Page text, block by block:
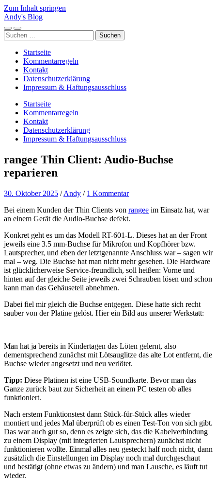
Zum Inhalt springen
Andy's Blog
Mobile-
Menü
Suchfeld
ein-/ausblenden
Suchen
nach:
Startseite
Kommentarregeln
Kontakt
Datenschutzerklärung
Impressum & Haftungsausschluss
Startseite
Kommentarregeln
Kontakt
Datenschutzerklärung
Impressum & Haftungsausschluss
rangee Thin Client: Audio-Buchse
reparieren
30. Oktober 2025 /Andy / 1 Kommentar
Bei einem Kunden der Thin Clients von rangee im Einsatz hat, war
an einem Gerät die Audio-Buchse defekt.
Konkret geht es um das Modell RT-601-L. Dieses hat an der Front
jeweils eine 3.5 mm-Buchse für Mikrofon und Kopfhörer bzw.
Lautsprecher, und eben der letztgenannte Anschluss war – sagen wir
mal – weg. Die Buchse hat man nicht mehr gesehen. Die Hardware
ist glücklicherweise Service-freundlich, soll heißen: Vorne und
hinten auf der gleiche Seite jeweils zwei Schrauben lösen und schon
kann man das Gehäuseteil abnehmen.
Dabei fiel mir gleich die Buchse entgegen. Diese hatte sich recht
sauber von der Platine gelöst. Hier ein Bild aus unserer Werkstatt:
Man hat ja bereits in Kindertagen das Löten gelernt, also
dementsprechend zunächst mit Lötsauglitze das alte Lot entfernt, die
Buchse wieder angesetzt und neu verlötet.
Tipp: Diese Platinen ist eine USB-Soundkarte. Bevor man das
Ganze zurück baut zur Sicherheit an einem PC testen ob alles
funktioniert.
Nach erstem Funktionstest dann Stück-für-Stück alles wieder
montiert und jedes Mal überprüft ob es einen Test-Ton von sich gibt.
Das war auch gut so, denn es zeigte sich, das die Kabelverbindung
zu einem Display (mit integrierten Lautsprechern) zunächst nicht
funktionieren wollte. Einmal alles neu gesteckt half noch nicht, dann
zusätzlich die Einstellungen im Display noch mal durchgeschaut
und bestätigt (ohne etwas zu ändern) und man Lausche, es läuft tut
wieder.